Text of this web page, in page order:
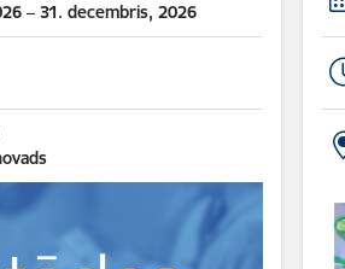
– 31. decembris, 2026